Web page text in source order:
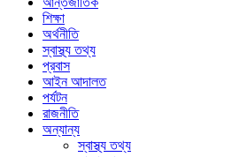
শিক্ষা
অর্থনীতি
স্বাস্থ্য তথ্য
প্রবাস
আইন আদালত
পর্যটন
রাজনীতি
অন্যান্য
স্বাস্থ্য তথ্য